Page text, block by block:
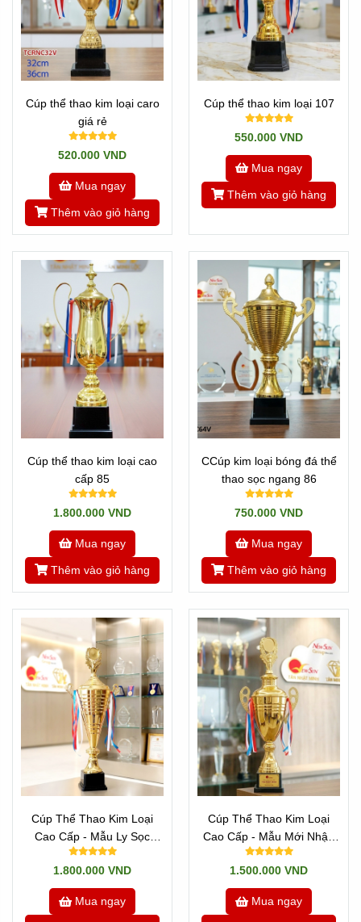
Cúp thể thao kim loại caro
giá rẻ
520.000 VND
Mua ngay
Thêm vào giỏ hàng
Cúp thể thao kim loại 107
550.000 VND
Mua ngay
Thêm vào giỏ hàng
Cúp thể thao kim loại cao
cấp 85
1.800.000 VND
Mua ngay
Thêm vào giỏ hàng
CCúp kim loại bóng đá thể
thao sọc ngang 86
750.000 VND
Mua ngay
Thêm vào giỏ hàng
Cúp Thể Thao Kim Loại
Cao Cấp - Mẫu Ly Sọc
Ngang Cao 65-72cm
1.800.000 VND
Mua ngay
Cúp Thể Thao Kim Loại
Cao Cấp - Mẫu Mới Nhập
Cao 62-78 cm
1.500.000 VND
Mua ngay